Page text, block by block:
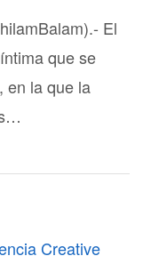
El
que se
en la que la
Creative